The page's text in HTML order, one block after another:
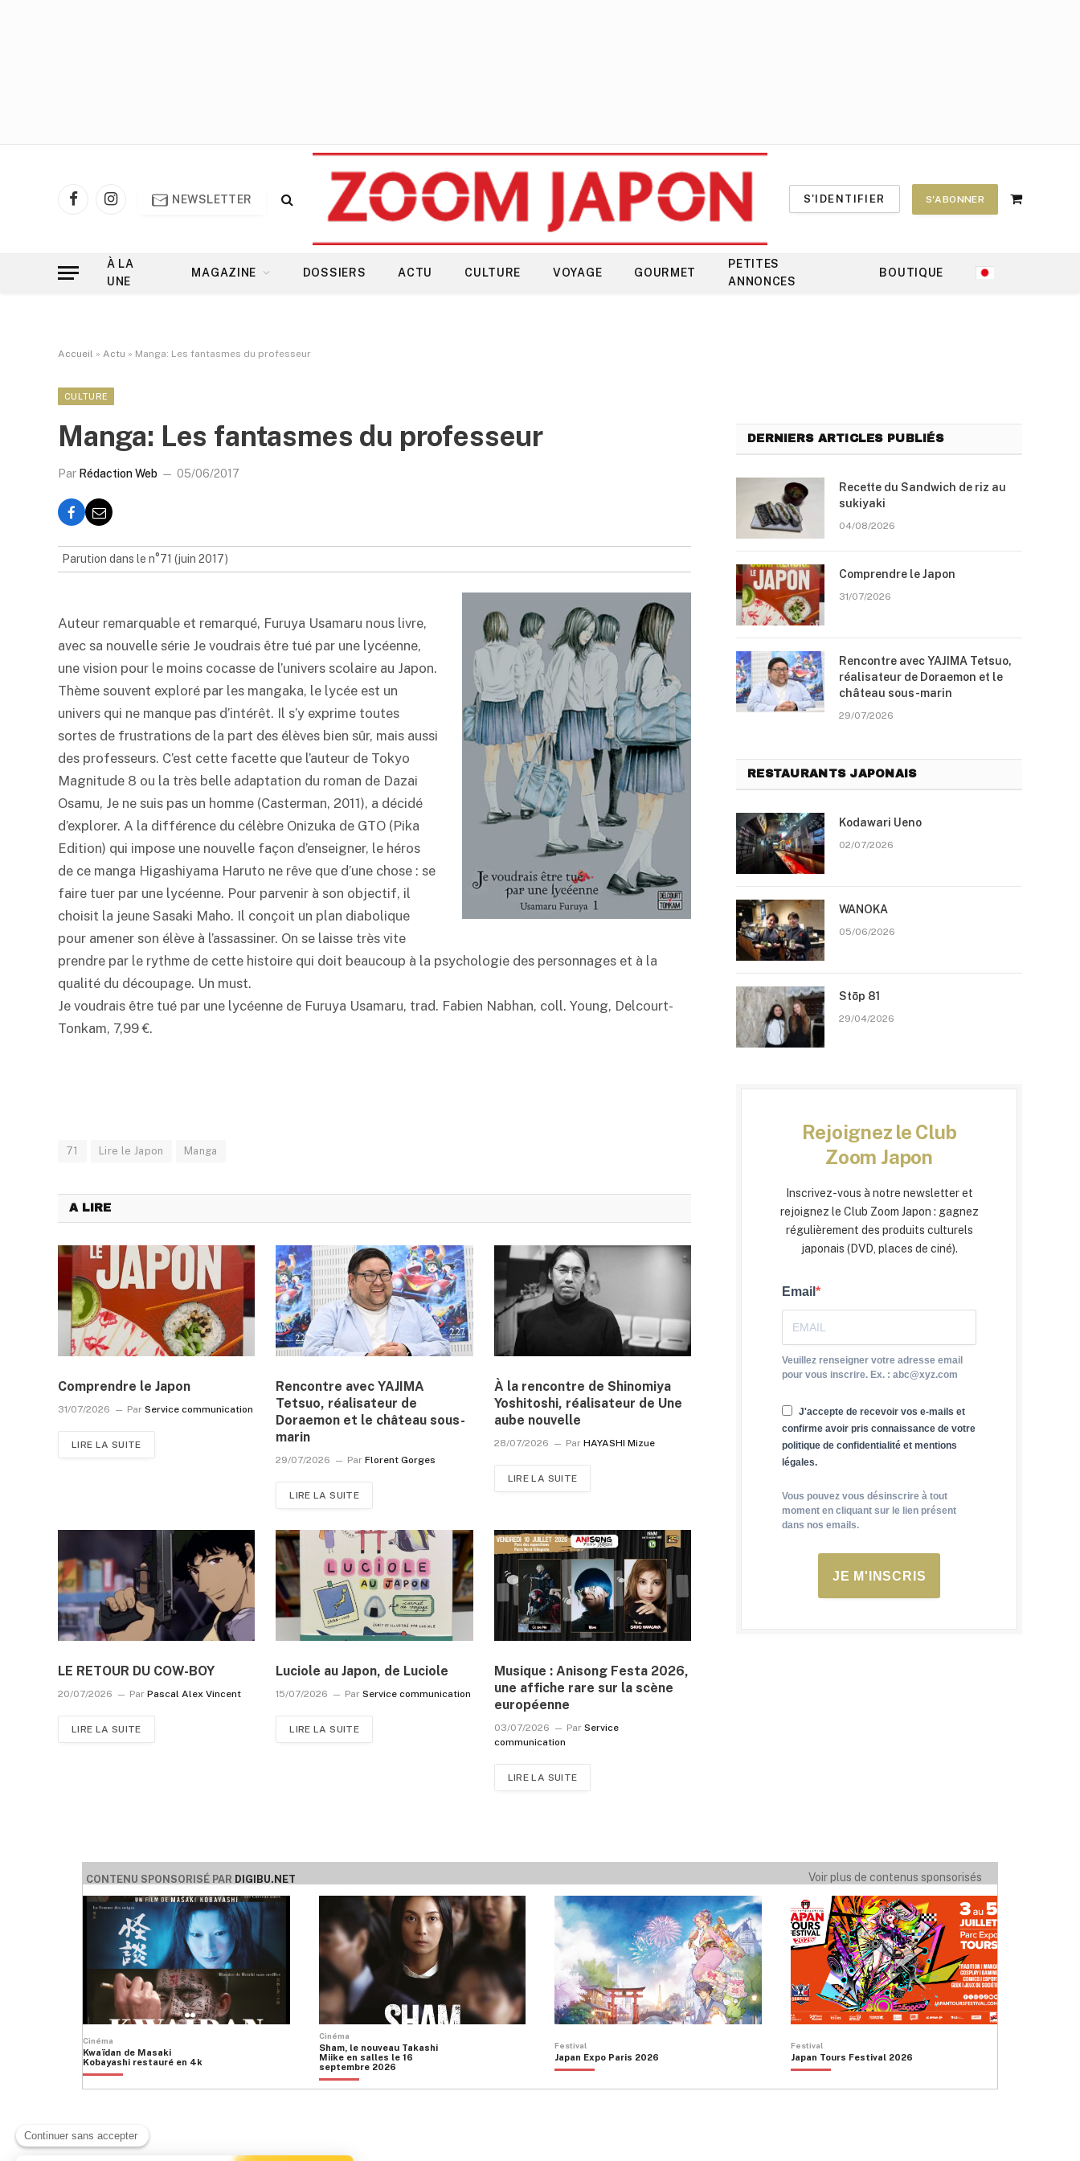
FacebookInstagram
NEWSLETTER S'IDENTIFIER S'ABONNER
Shopping
À LA
UNE
MAGAZINE DOSSIERS ACTU CULTURE VOYAGE GOURMET
PETITES
ANNONCES
BOUTIQUE
Accueil » Actu » Manga: Les fantasmes du professeur
CULTURE
Manga: Les fantasmes du professeur
Par Rédaction Web 05/06/2017
Parution dans le n°71 (juin 2017)
Auteur remarquable et remarqué, Furuya Usamaru nous livre,
avec sa nouvelle série Je voudrais être tué par une lycéenne,
une vision pour le moins cocasse de l’univers scolaire au Japon.
Thème souvent exploré par les mangaka, le lycée est un
univers qui ne manque pas d’intérêt. Il s’y exprime toutes
sortes de frustrations de la part des élèves bien sûr, mais aussi
des professeurs. C’est cette facette que l’auteur de Tokyo
Magnitude 8 ou la très belle adaptation du roman de Dazai
Osamu, Je ne suis pas un homme (Casterman, 2011), a décidé
d’explorer. A la différence du célèbre Onizuka de GTO (Pika
Edition) qui impose une nouvelle façon d’enseigner, le héros
de ce manga Higashiyama Haruto ne rêve que d’une chose : se
faire tuer par une lycéenne. Pour parvenir à son objectif, il
choisit la jeune Sasaki Maho. Il conçoit un plan diabolique
pour amener son élève à l’assassiner. On se laisse très vite
prendre par le rythme de cette histoire qui doit beaucoup à la psychologie des personnages et à la
qualité du découpage. Un must.
Je voudrais être tué par une lycéenne de Furuya Usamaru, trad. Fabien Nabhan, coll. Young, Delcourt-
Tonkam, 7,99 €.
71 Lire le Japon Manga
A LIRE
Comprendre le Japon
31/07/2026 Par Service communication
LIRE LA SUITE
Rencontre avec YAJIMA
Tetsuo, réalisateur de
Doraemon et le château sous-
marin
29/07/2026 Par Florent Gorges
LIRE LA SUITE
À la rencontre de Shinomiya
Yoshitoshi, réalisateur de Une
aube nouvelle
28/07/2026 Par HAYASHI Mizue
LIRE LA SUITE
LE RETOUR DU COW-BOY
20/07/2026 Par Pascal Alex Vincent
LIRE LA SUITE
Luciole au Japon, de Luciole
15/07/2026 Par Service communication
LIRE LA SUITE
Musique : Anisong Festa 2026,
une affiche rare sur la scène
européenne
03/07/2026 Par Service
communication
LIRE LA SUITE
DERNIERS ARTICLES PUBLIÉS
Recette du Sandwich de riz au
sukiyaki
04/08/2026
Comprendre le Japon
31/07/2026
Rencontre avec YAJIMA Tetsuo,
réalisateur de Doraemon et le
château sous-marin
29/07/2026
RESTAURANTS JAPONAIS
Kodawari Ueno
02/07/2026
WANOKA
05/06/2026
Stōp 81
29/04/2026
Rejoignez le Club
Zoom Japon
Inscrivez-vous à notre newsletter et
rejoignez le Club Zoom Japon : gagnez
régulièrement des produits culturels
japonais (DVD, places de ciné).
Email
Veuillez renseigner votre adresse email
pour vous inscrire. Ex. : abc@xyz.com
J'accepte de recevoir vos e-mails et
confirme avoir pris connaissance de votre
politique de confidentialité et mentions
légales.
Vous pouvez vous désinscrire à tout
moment en cliquant sur le lien présent
dans nos emails.
JE M'INSCRIS
CONTENU SPONSORISÉ PAR DIGIBU.NET Voir plus de contenus sponsorisés
Cinéma
Kwaïdan de Masaki
Kobayashi restauré en 4k
Cinéma
Sham, le nouveau Takashi
Miike en salles le 16
septembre 2026
Festival
Japan Expo Paris 2026
Festival
Japan Tours Festival 2026